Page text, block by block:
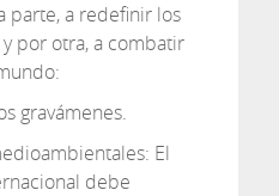
parte, a redefinir los
por otra, a combatir
gravámenes.
El
debe